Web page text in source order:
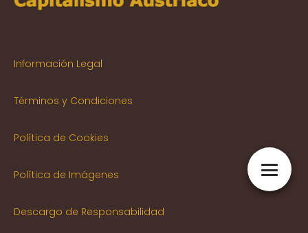
Información Legal
Términos y Condiciones
Política de Cookies
Política de Imágenes
Descargo de Responsabilidad